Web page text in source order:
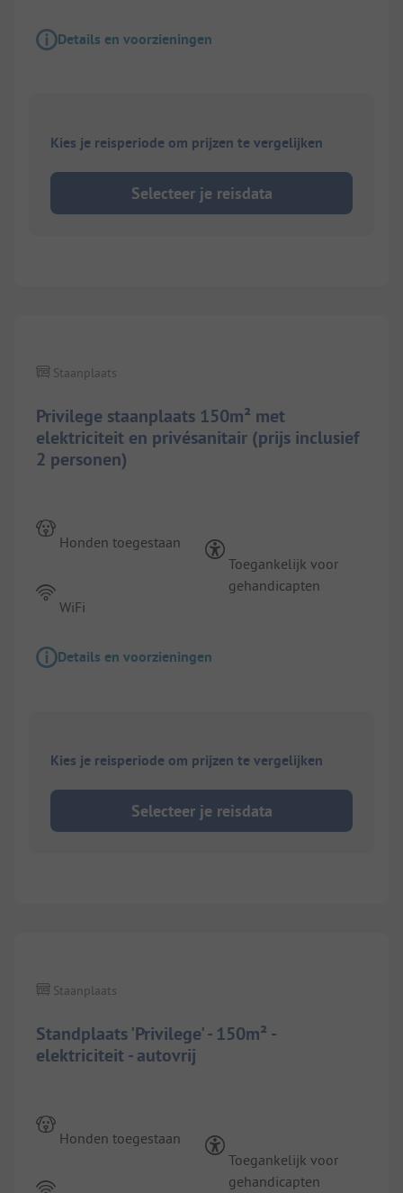
Details en voorzieningen
Kies je reisperiode om prijzen te vergelijken
Selecteer je reisdata
Privilege staanplaats 150m² met
elektriciteit en privésanitair (prijs inclusief
2 personen)
Staanplaats
Honden toegestaan
WiFi
Toegankelijk voor
gehandicapten
Details en voorzieningen
Kies je reisperiode om prijzen te vergelijken
Selecteer je reisdata
Standplaats 'Privilege' - 150m² -
elektriciteit - autovrij
Staanplaats
Honden toegestaan
Toegankelijk voor
gehandicapten